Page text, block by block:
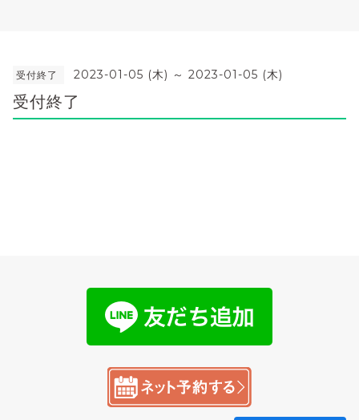
受付終了 2023-01-05 (木) ～ 2023-01-05 (木)
受付終了